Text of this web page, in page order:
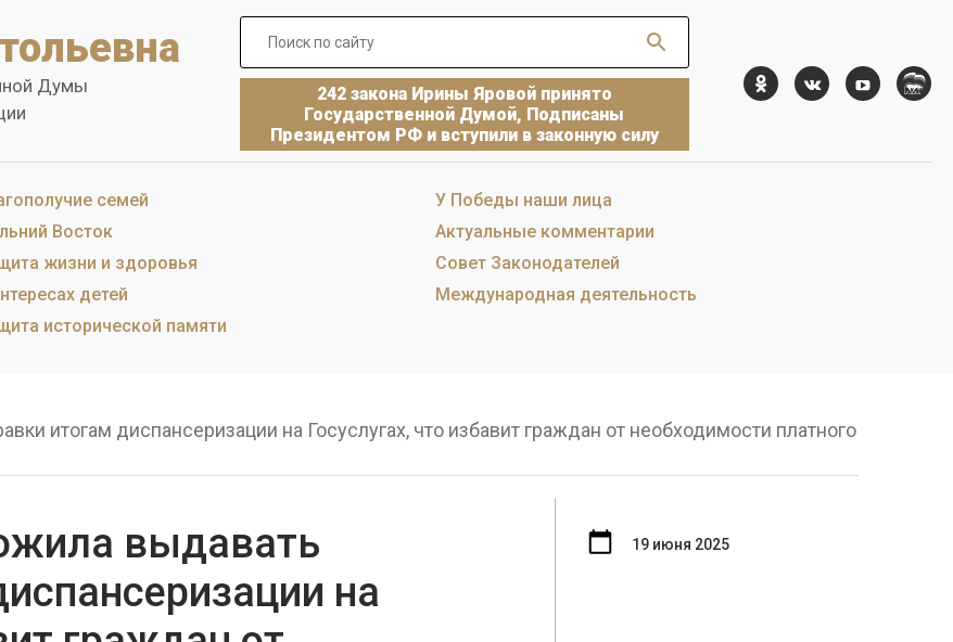
Думы
242 закона Ирины Яровой принято
Государственной Думой, Подписаны
Президентом РФ и вступили в законную силу
семей
Восток
жизни и здоровья
детей
исторической памяти
У Победы наши лица
Актуальные комментарии
Совет Законодателей
Международная деятельность
итогам диспансеризации на Госуслугах, что избавит граждан от необходимости платного
выдавать
на
19 июня 2025